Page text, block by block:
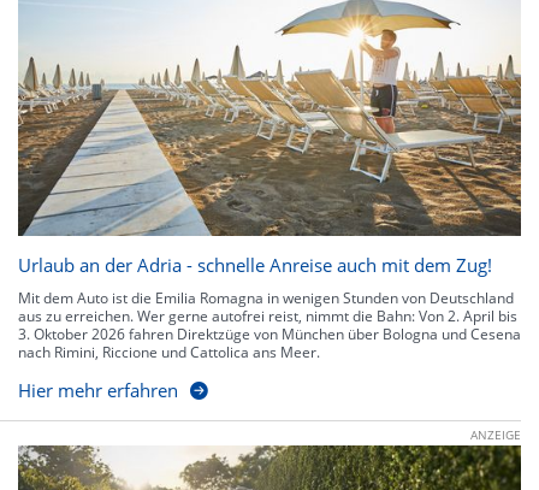
Urlaub an der Adria - schnelle Anreise auch mit dem Zug!
Mit dem Auto ist die Emilia Romagna in wenigen Stunden von Deutschland
aus zu erreichen. Wer gerne autofrei reist, nimmt die Bahn: Von 2. April bis
3. Oktober 2026 fahren Direktzüge von München über Bologna und Cesena
nach Rimini, Riccione und Cattolica ans Meer.
Hier mehr erfahren
ANZEIGE